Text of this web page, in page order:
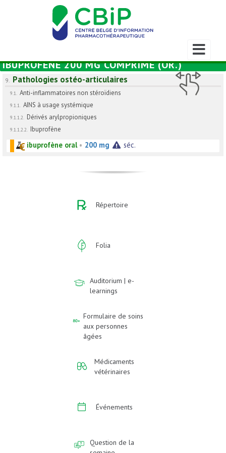
Afficher/
la
de
navigation
IBUPROFÈNE 200 MG COMPRIMÉ (OR.)
9. Pathologies ostéo-articulaires
9.1. Anti-inflammatoires non stéroïdiens
9.1.1. AINS à usage systémique
9.1.1.2. Dérivés arylpropioniques
9.1.1.2.2. Ibuprofène
ibuprofène oral• 200 mg séc.
Répertoire
Folia
Auditorium | e-
learnings
Formulaire de soins
aux personnes
âgées
Médicaments
vétérinaires
Événements
Question de la